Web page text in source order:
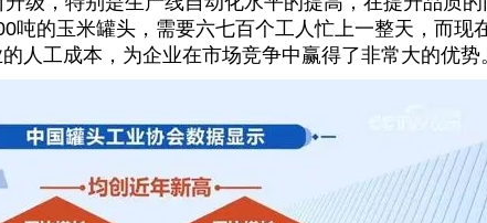
吨的玉米罐头，需要六七百个工人忙上一整天，而现
人工成本，为企业在市场竞争中赢得了非常大的优势